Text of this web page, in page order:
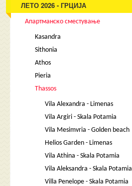
ЛЕТО 2026 - ГРЦИЈА
Апартманско сместување
Kasandra
Sithonia
Athos
Pieria
Thassos
Vila Alexandra - Limenas
Vila Argiri - Skala Potamia
Vila Mesimvria - Golden beach
Helios Garden - Limenas
Vila Athina - Skala Potamia
Vila Aleksandra - Skala Potamia
Villa Penelope - Skala Potamia